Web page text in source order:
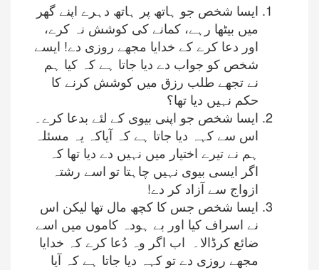
ایسا شخص جو ہاتھ پر ہاتھ دہرے اپنے گھر
میں بیٹھا رہے، کمانے کی کوشش نہ کرے،
اور دعا کرے کے خدایا مجھے روزی دے! ایسے
شخص کو جواب دے دیا جاتا ہے کہ کیا ہم
نے تجھے طلب رزق میں کوشش کرنے کا
حکم نہیں دیا تھا؟
ایسا شخص جو اپنی بیوی کے لئے بدعا کرے۔
اس سے کہہ دیا جاتا ہے کہ آیاکہ یہ مسئلہ
ہم نے تیرے اختیار میں نہیں دے دیا تھا کہ
اگر ایسی بیوی نہیں چاہتا تو اسے رشتہ
ازواج سے آزاد کر دے!
ایسا شخص جس کا کچھ مال تھا لیکن اس
نے اسراف کیا اور بے ہودہ کاموں میں اسے
ضائع کرڈالا۔ اب اگر وہ دُعا کرے کہ خدایا
مجھے روزی دے تو کہہ دیا جاتا ہے کہ آیا